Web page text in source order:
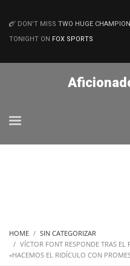
MATCHES
DON'T MISS TWO HUGE
TONIGHT ON FOX SPORTS
HOME
SIN CATEGORIZAR
VÍCTOR FONT RESPONDE TRAS
«HACEMOS EL RIDÍCULO CON